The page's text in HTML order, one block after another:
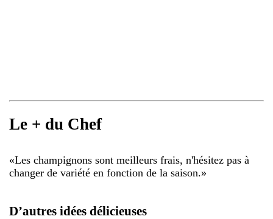
Le + du Chef
«Les champignons sont meilleurs frais, n'hésitez pas à
changer de variété en fonction de la saison.»
D’autres idées délicieuses